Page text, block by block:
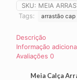
SKU: MEIA
Tags:
arrastão cap
Descrição
Informação
Avaliações 0
Meia Calça